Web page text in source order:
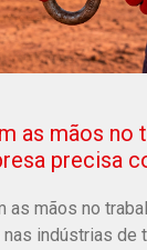
as mãos no
precisa
as mãos no
indústrias de